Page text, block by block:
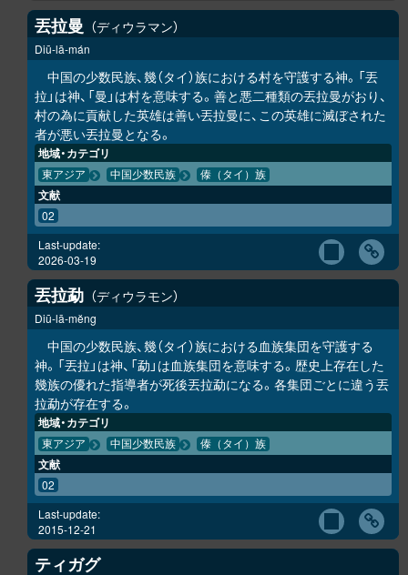
丟拉曼 ディウラマン
Diū-lā-mán
中国の少数民族、幾（タイ）族における村を守護する神。「丟
拉」は神、「曼」は村を意味する。善と悪二種類の丟拉曼がおり、
村の為に貢献した英雄は善い丟拉曼に、この英雄に滅ぼされた
者が悪い丟拉曼となる。
地域・カテゴリ
東アジア 中国少数民族 傣（タイ）族
文献
02
Last-update:
2026-03-19
丟拉勐 ディウラモン
Diū-lā-mĕng
中国の少数民族、幾（タイ）族における血族集団を守護する
神。「丟拉」は神、「勐」は血族集団を意味する。歴史上存在した
幾族の優れた指導者が死後丟拉勐になる。各集団ごとに違う丟
拉勐が存在する。
地域・カテゴリ
東アジア 中国少数民族 傣（タイ）族
文献
02
Last-update:
2015-12-21
ティガグ